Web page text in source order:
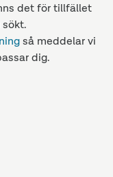
det för tillfället
så meddelar vi
dig.